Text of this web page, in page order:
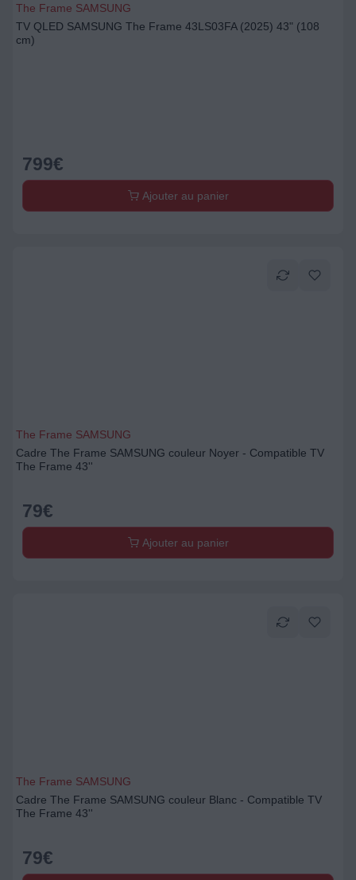
The Frame SAMSUNG
TV QLED SAMSUNG The Frame 43LS03FA (2025) 43" (108
cm)
799€
Ajouter au panier
The Frame SAMSUNG
Cadre The Frame SAMSUNG couleur Noyer - Compatible TV
The Frame 43''
79€
Ajouter au panier
The Frame SAMSUNG
Cadre The Frame SAMSUNG couleur Blanc - Compatible TV
The Frame 43''
79€